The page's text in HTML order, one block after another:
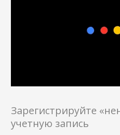
Зарегистрируйте
учетную запись